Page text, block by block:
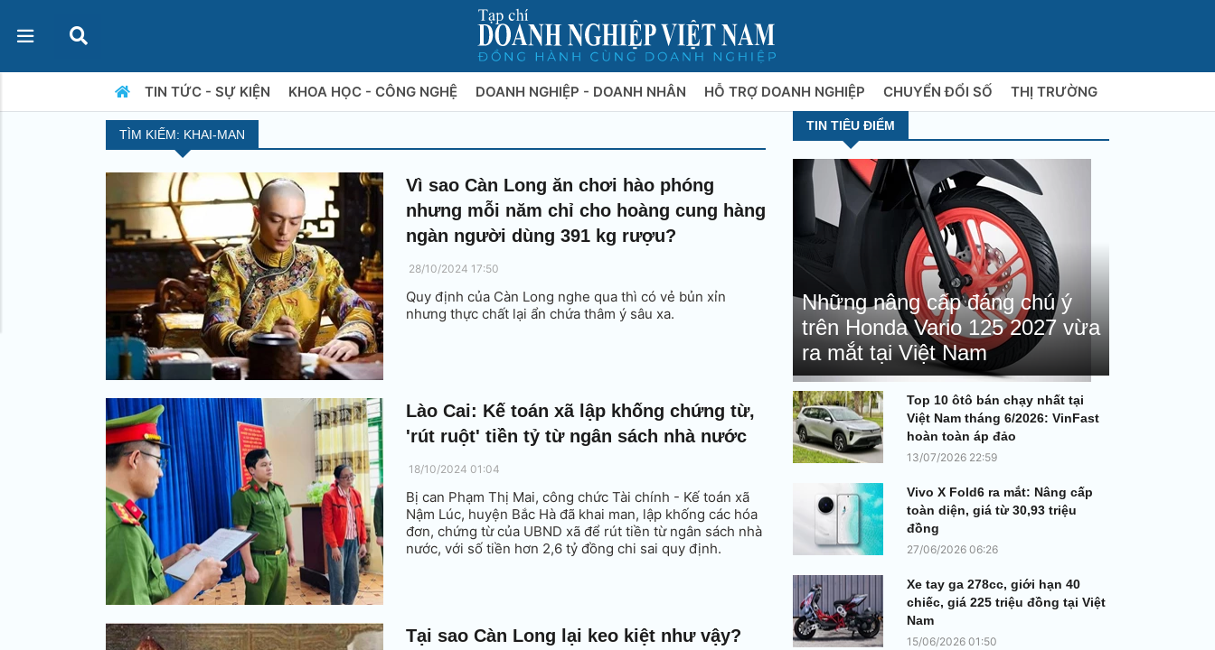
TIN TỨC - SỰ KIỆN KHOA HỌC - CÔNG NGHỆ DOANH NGHIỆP - DOANH NHÂN HỖ TRỢ DOANH NGHIỆP CHUYỂN ĐỔI SỐ THỊ TRƯỜNG
TÌM KIẾM: KHAI-MAN
Vì sao Càn Long ăn chơi hào phóng
nhưng mỗi năm chỉ cho hoàng cung hàng
ngàn người dùng 391 kg rượu?
28/10/2024 17:50
Quy định của Càn Long nghe qua thì có vẻ bủn xỉn
nhưng thực chất lại ẩn chứa thâm ý sâu xa.
Lào Cai: Kế toán xã lập khống chứng từ,
'rút ruột' tiền tỷ từ ngân sách nhà nước
18/10/2024 01:04
Bị can Phạm Thị Mai, công chức Tài chính - Kế toán xã
Nậm Lúc, huyện Bắc Hà đã khai man, lập khống các hóa
đơn, chứng từ của UBND xã để rút tiền từ ngân sách nhà
nước, với số tiền hơn 2,6 tỷ đồng chi sai quy định.
Tại sao Càn Long lại keo kiệt như vậy?
TIN TIÊU ĐIỂM
Những nâng cấp đáng chú ý
trên Honda Vario 125 2027 vừa
ra mắt tại Việt Nam
Top 10 ôtô bán chạy nhất tại
Việt Nam tháng 6/2026: VinFast
hoàn toàn áp đảo
13/07/2026 22:59
Vivo X Fold6 ra mắt: Nâng cấp
toàn diện, giá từ 30,93 triệu
đồng
27/06/2026 06:26
Xe tay ga 278cc, giới hạn 40
chiếc, giá 225 triệu đồng tại Việt
Nam
15/06/2026 01:50